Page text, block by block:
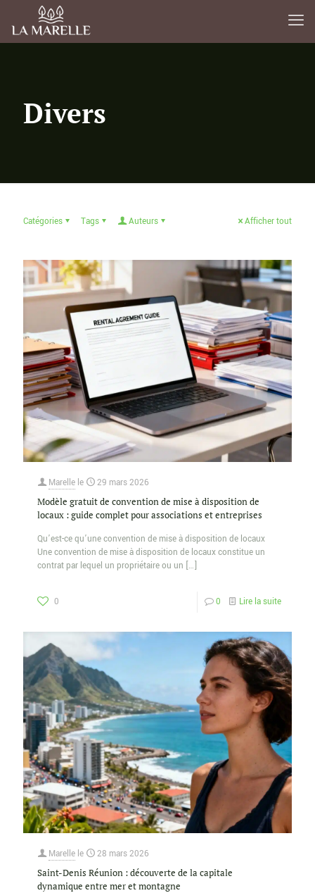
Divers
Catégories Tags Auteurs Afficher tout
Marelle le 29 mars 2026
Modèle gratuit de convention de mise à disposition de
locaux : guide complet pour associations et entreprises
Qu’est-ce qu’une convention de mise à disposition de locaux
Une convention de mise à disposition de locaux constitue un
contrat par lequel un propriétaire ou un […]
0 0 Lire la suite
Marelle le 28 mars 2026
Saint-Denis Réunion : découverte de la capitale
dynamique entre mer et montagne